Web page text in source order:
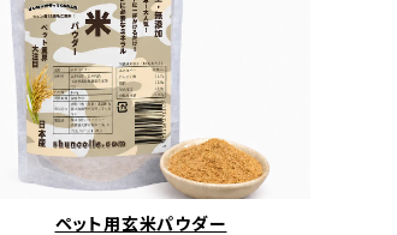
ペット用玄米パウダー